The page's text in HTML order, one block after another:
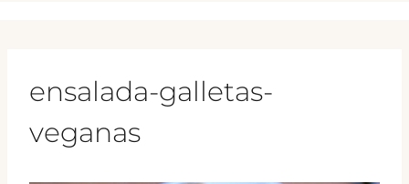
ensalada-galletas-
veganas